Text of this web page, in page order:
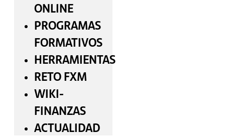
ONLINE
PROGRAMAS
FORMATIVOS
HERRAMIENTAS
RETO FXM
WIKI-
FINANZAS
ACTUALIDAD